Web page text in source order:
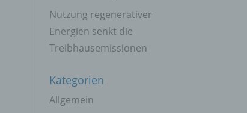
Nutzung regenerativer
Energien senkt die
Treibhausemissionen
Kategorien
Allgemein